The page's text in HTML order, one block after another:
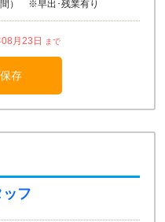
） ※早出･残業有り
月23日
存
フ